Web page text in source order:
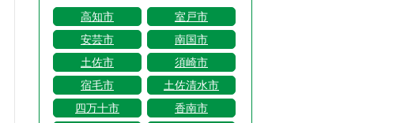
高知市
室戸市
安芸市
南国市
土佐市
須崎市
宿毛市
土佐清水市
四万十市
香南市